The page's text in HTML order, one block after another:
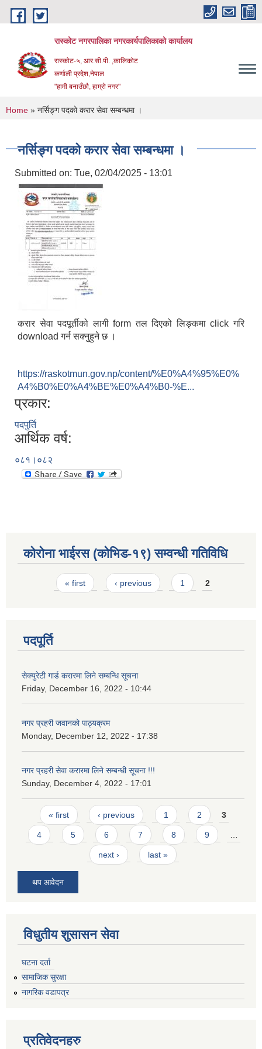
Skip to main content
रास्कोट नगरपालिका नगरकार्यपालिकाको कार्यालय
रास्कोट-५, आर.सी.पी. ,कालिकोट
कर्णाली प्रदेश,नेपाल
"हामी बनाउँछौ, हाम्रो नगर"
You are here
Home » नर्सिङ्ग पदको करार सेवा सम्बन्धमा ।
नर्सिङ्ग पदको करार सेवा सम्बन्धमा ।
Submitted on: Tue, 02/04/2025 - 13:01
करार सेवा पदपूर्तीको लागी form तल दिएको लिङ्कमा click गरि
download गर्न सक्नुहुने छ ।
https://raskotmun.gov.np/content/%E0%A4%95%E0%
A4%B0%E0%A4%BE%E0%A4%B0-%E...
प्रकार:
पदपुर्ति
आर्थिक वर्ष:
०८१।०८२
कोरोना भाईरस (कोभिड-१९) सम्वन्धी गतिविधि
Pages« first ‹ previous 1 2
पदपूर्ति
सेक्युरेटी गार्ड करारमा लिने सम्बन्धि सूचना
Friday, December 16, 2022 - 10:44
नगर प्रहरी जवानको पाठ्यक्रम
Monday, December 12, 2022 - 17:38
नगर प्रहरी सेवा करारमा लिने सम्बन्ध‍ी सूचना !!!
Sunday, December 4, 2022 - 17:01
Pages
« first ‹ previous 1 2 3
4 5 6 7 8 9 …
next › last »
थप आवेदन
विधुतीय शुसासन सेवा
घटना दर्ता
सामाजिक सुरक्षा
नागरिक वडापत्र
प्रतिवेदनहरु